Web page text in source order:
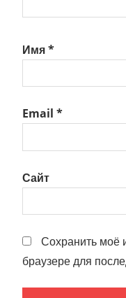
Имя*
Email *
Сайт
Сохранить моё
браузере для